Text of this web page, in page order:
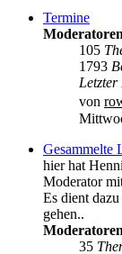
Termine
105
1793
von
Gesammelte
hier hat
Moderator
Es dient
gehen..
35